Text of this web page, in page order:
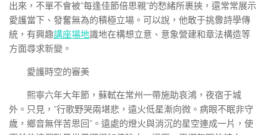
出來，不單不會被“每逢佳節倍思親”的愁緒所裹挾，還常常展示
愛護當下、發奮無為的積極立場。可以說，他敢于挑釁詩學傳
統，有興趣講座場地識地在構想立意、意象營建和章法構造等
方面尋求新變。
愛護時空的審美
熙寧六年大年節，蘇軾在常州一帶施助哀鴻，夜宿于城
外。只見，“行歌野哭兩堪悲，遠火低星漸向微。病眼不眠非守
歲，鄉音無伴苦思回”。遠處的燈火與消沉的星空連成一片，使